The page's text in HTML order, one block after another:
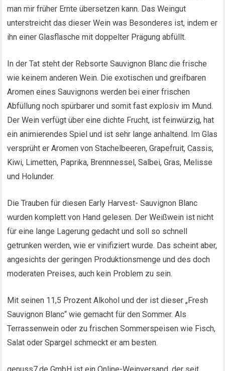
man mir früher Ernte übersetzen kann. Das Weingut
unterstreicht das dieser Wein was Besonderes ist, indem er
ihn einer Glasflasche mit doppelter Prägung abfüllt.
In der Tat steht der Rebsorte Sauvignon Blanc die frische
wie keinem anderen Wein. Die exotischen und greifbaren
Aromen eines Sauvignons werden bei einer frischen
Abfüllung noch spürbarer und somit fast explosiv im Mund.
Der Wein verfügt über eine dichte Frucht, ist feinwürzig, hat
ein animierendes Spiel und ist sehr lange anhaltend. Im Glas
versprüht er Aromen von Stachelbeeren, Grapefruit, Cassis,
Kiwi, Limetten, Paprika, Brennnessel, Salbei, Gras, Melisse
und Holunder.
Die Trauben für diesen Early Harvest- Sauvignon Blanc
wurden komplett von Hand gelesen. Der Weißwein ist nicht
für eine lange Lagerung gedacht und soll so schnell
getrunken werden, wie er vinifiziert wurde. Das scheint aber,
angesichts der geringen Produktionsmenge und des doch
moderaten Preises, auch kein Problem zu sein.
Mit seinen 11,5 Prozent Alkohol und der ist dieser „Fresh
Sauvignon Blanc“ wie gemacht für den Sommer. Als
Terrassenwein oder zu frischen Sommerspeisen wie Fisch,
Salat oder Spargel schmeckt er am besten.